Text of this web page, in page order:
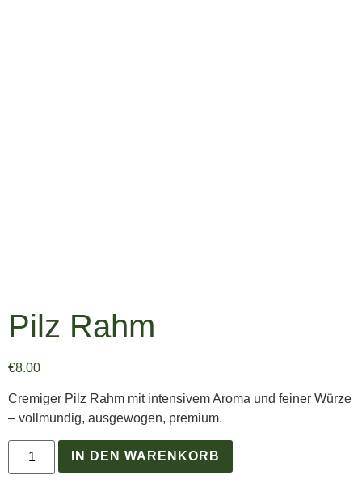
Pilz Rahm
€8.00
Cremiger Pilz Rahm mit intensivem Aroma und feiner Würze
– vollmundig, ausgewogen, premium.
IN DEN WARENKORB